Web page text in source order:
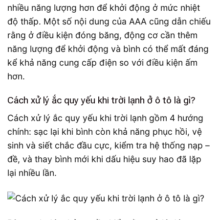
nhiều năng lượng hơn để khởi động ở mức nhiệt
độ thấp. Một số nội dung của AAA cũng dẫn chiếu
rằng ở điều kiện đóng băng, động cơ cần thêm
năng lượng để khởi động và bình có thể mất đáng
kể khả năng cung cấp điện so với điều kiện ấm
hơn.
Cách xử lý ắc quy yếu khi trời lạnh ở ô tô là gì?
Cách xử lý ắc quy yếu khi trời lạnh gồm 4 hướng
chính: sạc lại khi bình còn khả năng phục hồi, vệ
sinh và siết chắc đầu cực, kiểm tra hệ thống nạp –
đề, và thay bình mới khi dấu hiệu suy hao đã lặp
lại nhiều lần.